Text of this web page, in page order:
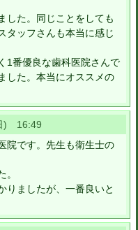
した。同じことをしても
タッフさんも本当に感じ
1番優良な歯科医院さんで
した。本当にオススメの
) 16:49
院です。先生も衛生士の
。
りましたが、一番良いと